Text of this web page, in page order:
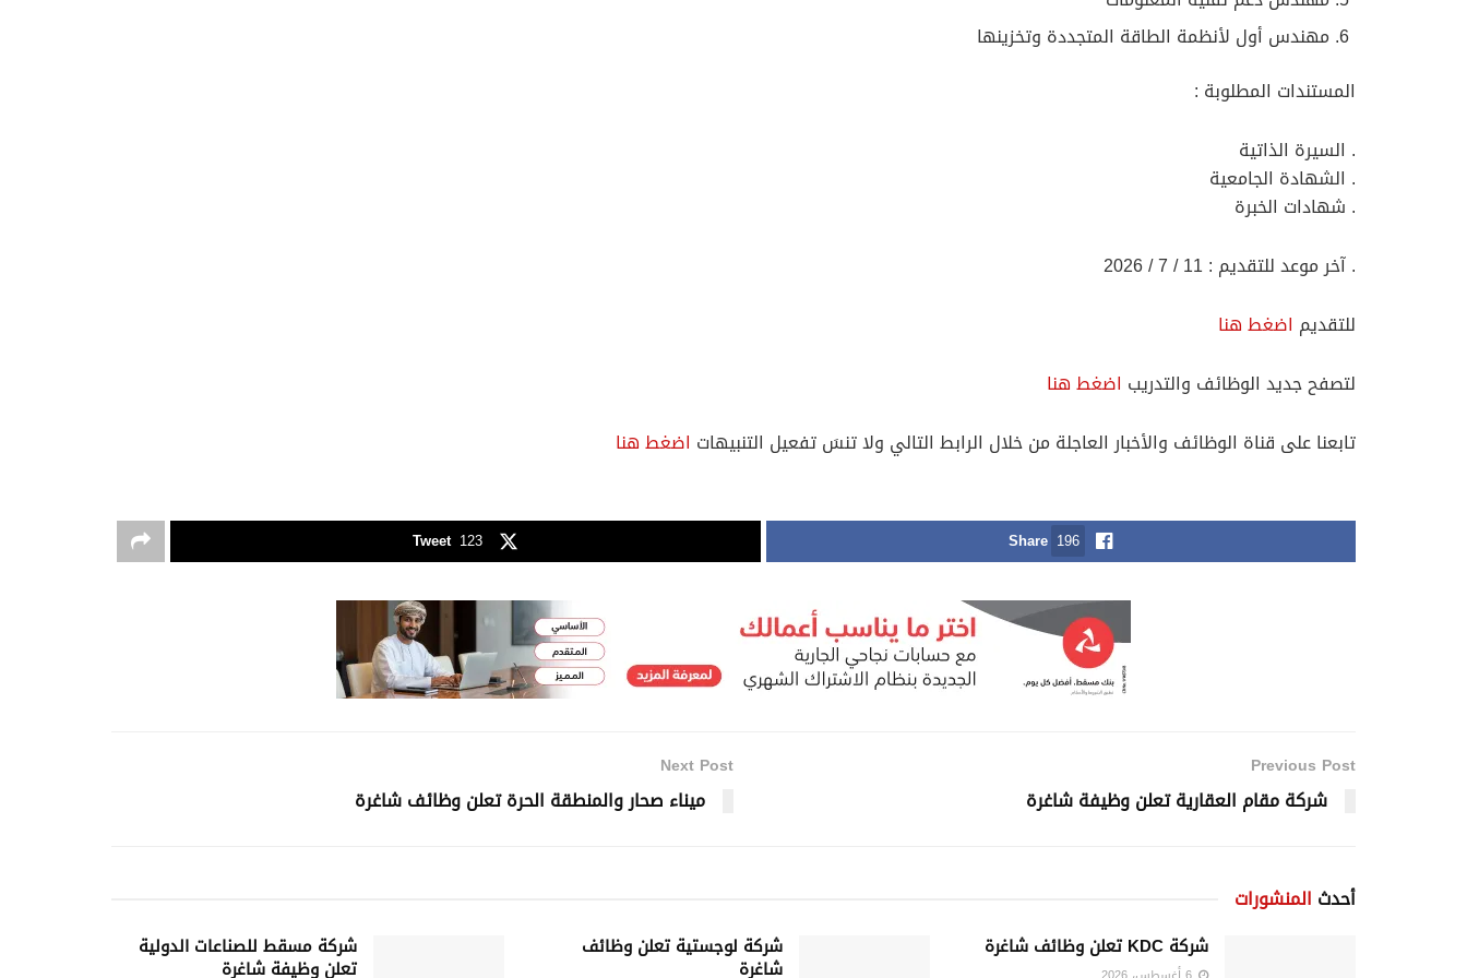
مهندس أول لأنظمة الطاقة المتجددة وتخزينها
المستندات المطلوبة :
. السيرة الذاتية
. الشهادة الجامعية
. شهادات الخبرة
. آخر موعد للتقديم : 11 / 7 / 2026
للتقديم اضغط هنا
لتصفح جديد الوظائف والتدريب اضغط هنا
تابعنا على قناة الوظائف والأخبار العاجلة من خلال الرابط التالي ولا تنسَ تفعيل التنبيهات اضغط هنا
Share 196
Tweet 123
Previous Post
شركة مقام العقارية تعلن وظيفة شاغرة
Next Post
ميناء صحار والمنطقة الحرة تعلن وظائف شاغرة
أحدث المنشورات
شركة KDC تعلن وظائف شاغرة شركة لوجستية تعلن وظائف
شاغرة
شركة مسقط للصناعات الدولية
تعلن وظيفة شاغرة